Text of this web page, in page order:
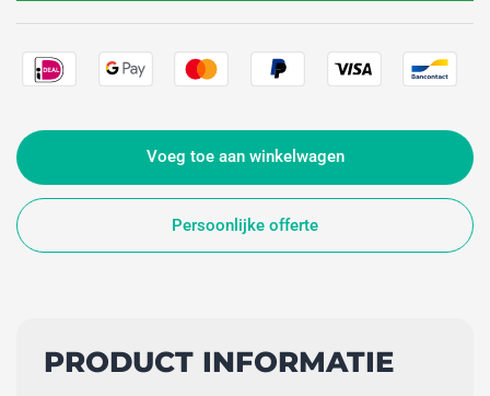
Voeg toe aan winkelwagen
Persoonlijke offerte
PRODUCT INFORMATIE